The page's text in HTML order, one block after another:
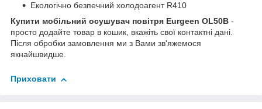
Екологічно безпечний холодоагент R410
Купити мобільний осушувач повітря Eurgeen OL50B -
просто додайте товар в кошик, вкажіть свої контактні дані.
Після обробки замовлення ми з Вами зв'яжемося
якнайшвидше.
Приховати